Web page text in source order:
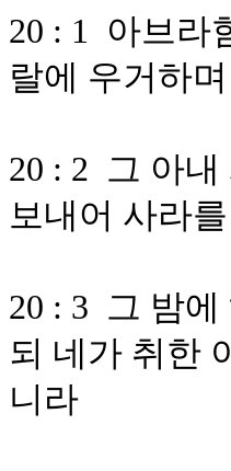
20 : 1 아브라
랄에 우거하며
20 : 2 그 아
보내어 사라
20 : 3 그 밤
되 네가 취한
니라